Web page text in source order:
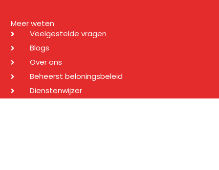
Meer weten
Veelgestelde vragen
Blogs
Over ons
Beheerst beloningsbeleid
Dienstenwijzer